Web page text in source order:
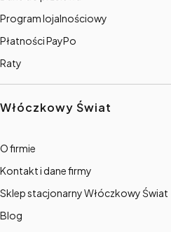
Program lojalnościowy
Płatności PayPo
Raty
Włóczkowy Świat
O firmie
Kontakt i dane firmy
Sklep stacjonarny Włóczkowy Świat
Blog